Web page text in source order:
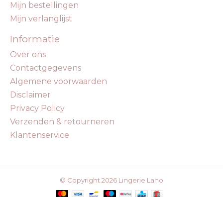
Mijn bestellingen
Mijn verlanglijst
Informatie
Over ons
Contactgegevens
Algemene voorwaarden
Disclaimer
Privacy Policy
Verzenden & retourneren
Klantenservice
© Copyright 2026 Lingerie Laho